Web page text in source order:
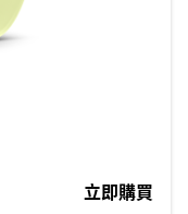
立即購買